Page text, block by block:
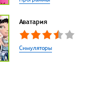
Аватария
Симуляторы